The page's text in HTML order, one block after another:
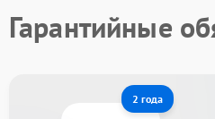
Гарантийные
2 года